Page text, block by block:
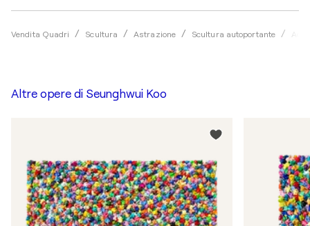
Vendita Quadri Scultura Astrazione Scultura autoportante
Altre opere di Seunghwui Koo